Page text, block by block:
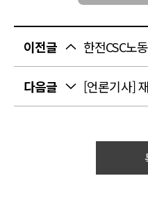
이전글 한전CSC노
다음글